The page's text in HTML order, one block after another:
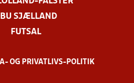
SJÆLLAND
FUTSAL
OG PRIVATLIVS-POLITIK